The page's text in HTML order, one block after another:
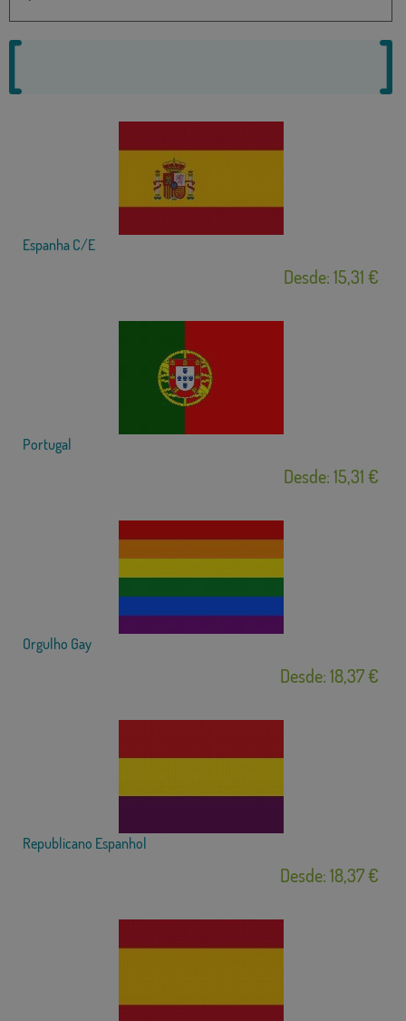
Espanha C/E
Desde: 15,31 €
Portugal
Desde: 15,31 €
Orgulho Gay
Desde: 18,37 €
Republicano Espanhol
Desde: 18,37 €